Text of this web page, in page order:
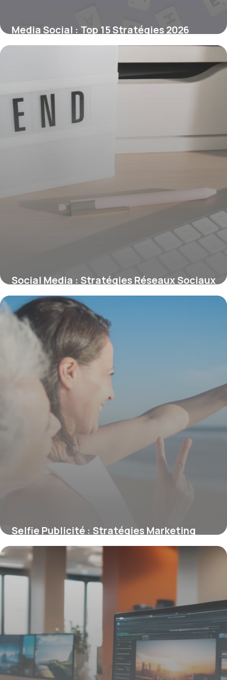
Media Social : Top 15 Stratégies 2026
3 juillet 2026
Social Media : Stratégies Réseaux Sociaux
21 juin 2026
Selfie Publicité : Stratégies Marketing
2026
16 juin 2026